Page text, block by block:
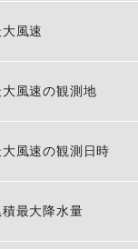
風速
大風速の観測地
大風速の観測日時
積最大降水量